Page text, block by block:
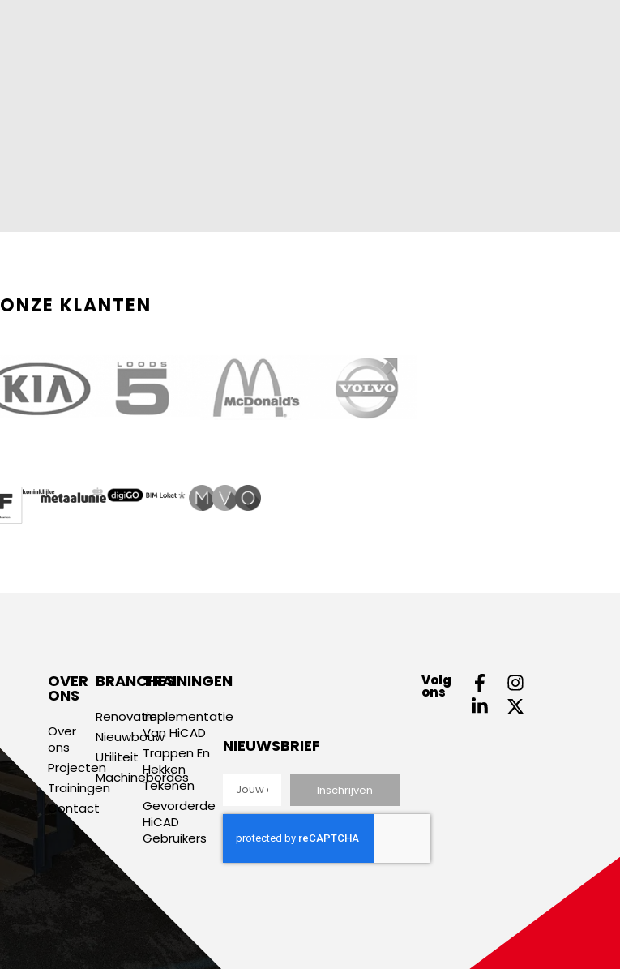
ONZE KLANTEN
OVER
ONS
Over
ons
Projecten
Trainingen
Contact
BRANCHES
Renovatie
Nieuwbouw
Utiliteit
Machinebordes
TRAININGEN
Implementatie
Van HiCAD
Trappen En
Hekken
Tekenen
Gevorderde
HiCAD
Gebruikers
NIEUWSBRIEF
Inschrijven
Volg
ons